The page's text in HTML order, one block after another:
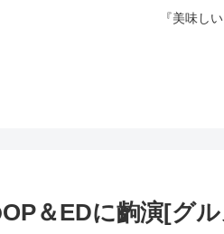
『美味し
＆EDに齣演[グ